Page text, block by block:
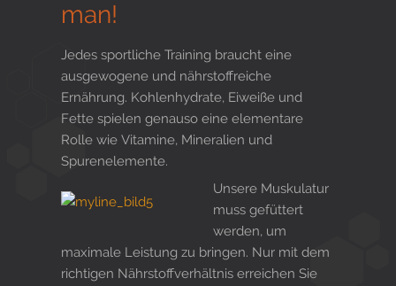
Gesunde Ernährungsberatung
man!
Jedes sportliche Training braucht eine
ausgewogene und nährstoffreiche
Ernährung. Kohlenhydrate, Eiweiße und
Fette spielen genauso eine elementare
Rolle wie Vitamine, Mineralien und
Spurenelemente.
Unsere Muskulatur
muss gefüttert
werden, um
maximale Leistung zu bringen. Nur mit dem
richtigen Nährstoffverhältnis erreichen Sie